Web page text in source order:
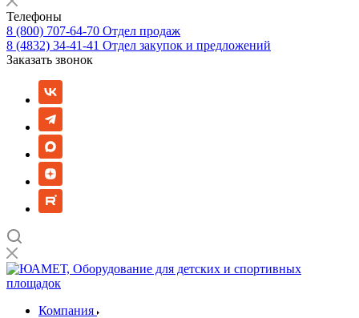
Телефоны
8 (800) 707-64-70 Отдел продаж
8 (4832) 34-41-41 Отдел закупок и предложений
Заказать звонок
Компания